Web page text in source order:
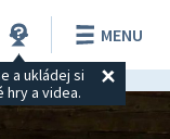
a ukládej si
a videa.
MENU